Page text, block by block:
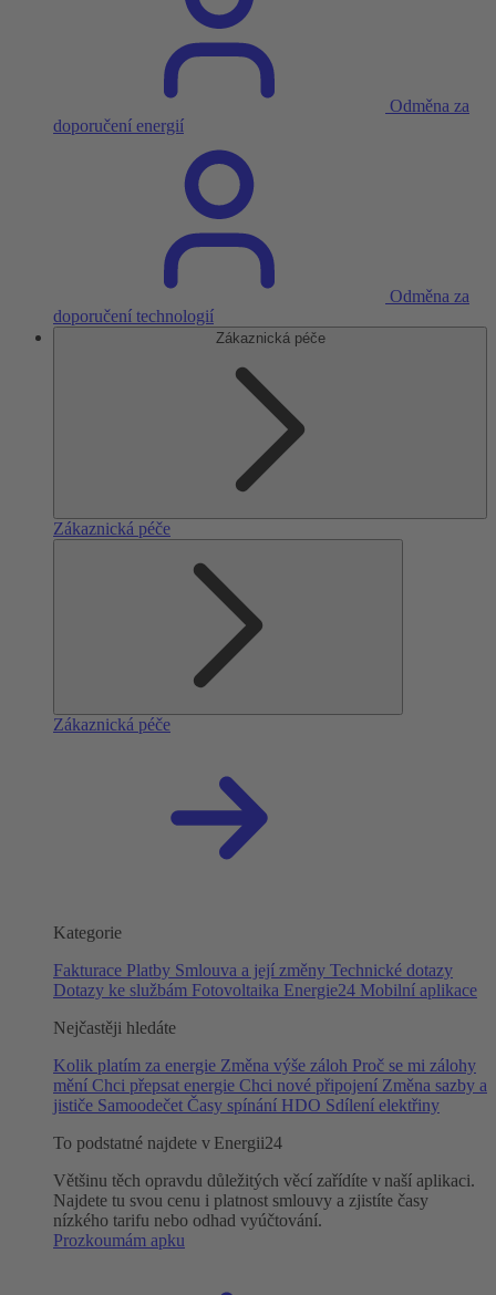
Odměna za
doporučení energií
Odměna za
doporučení technologií
Zákaznická péče
Zákaznická péče
Zákaznická péče
Kategorie
Fakturace Platby Smlouva a její změny Technické dotazy
Dotazy ke službám Fotovoltaika Energie24 Mobilní aplikace
Nejčastěji hledáte
Kolik platím za energie Změna výše záloh Proč se mi zálohy
mění Chci přepsat energie Chci nové připojení Změna sazby a
jističe Samoodečet Časy spínání HDO Sdílení elektřiny
To podstatné najdete v Energii24
Většinu těch opravdu důležitých věcí zařídíte v naší aplikaci.
Najdete tu svou cenu i platnost smlouvy a zjistíte časy
nízkého tarifu nebo odhad vyúčtování.
Prozkoumám apku